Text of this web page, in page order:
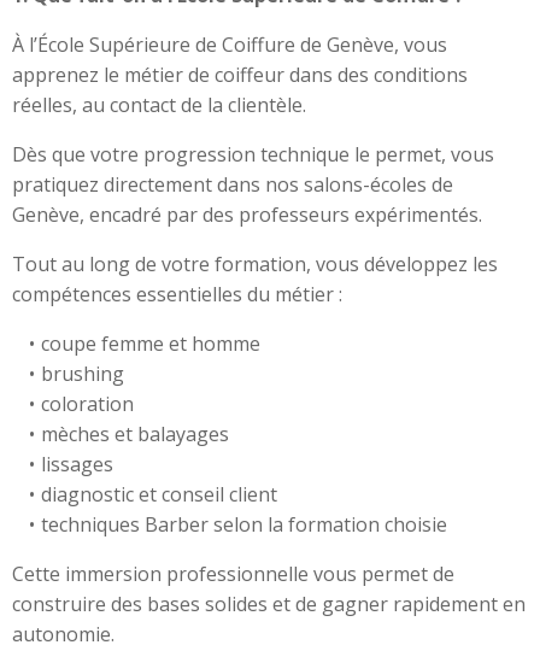
À l’École Supérieure de Coiffure de Genève, vous
apprenez le métier de coiffeur dans des conditions
réelles, au contact de la clientèle.
Dès que votre progression technique le permet, vous
pratiquez directement dans nos salons-écoles de
Genève, encadré par des professeurs expérimentés.
Tout au long de votre formation, vous développez les
compétences essentielles du métier :
coupe femme et homme
brushing
coloration
mèches et balayages
lissages
diagnostic et conseil client
techniques Barber selon la formation choisie
Cette immersion professionnelle vous permet de
construire des bases solides et de gagner rapidement en
autonomie.